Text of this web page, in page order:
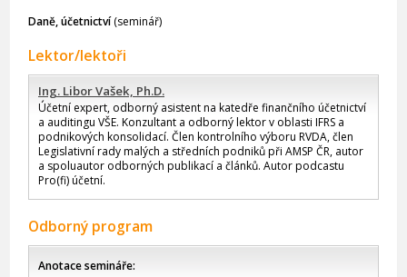
Daně, účetnictví(seminář)
Lektor/lektoři
Ing. Libor Vašek, Ph.D.
Účetní expert, odborný asistent na katedře finančního účetnictví
a auditingu VŠE. Konzultant a odborný lektor v oblasti IFRS a
podnikových konsolidací. Člen kontrolního výboru RVDA, člen
Legislativní rady malých a středních podniků při AMSP ČR, autor
a spoluautor odborných publikací a článků. Autor podcastu
Pro(fi) účetní.
Odborný program
Anotace semináře: